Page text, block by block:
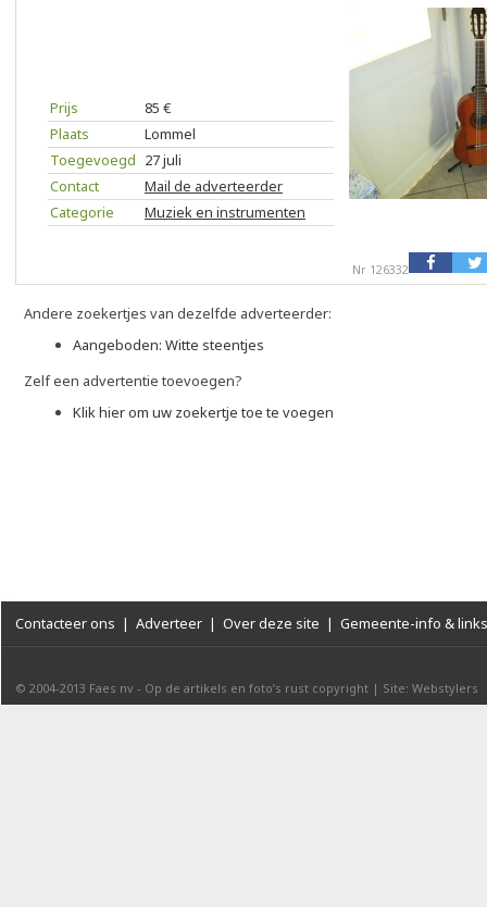
Prijs
85 €
Plaats
Lommel
Toegevoegd 27 juli
Contact
Mail de adverteerder
Categorie
Muziek en instrumenten
Nr 126332
Andere zoekertjes van dezelfde adverteerder:
Aangeboden: Witte steentjes
Zelf een advertentie toevoegen?
Klik hier om uw zoekertje toe te voegen
Contacteer ons | Adverteer | Over deze site | Gemeente-info & links
© 2004-2013 Faes nv - Op de artikels en foto’s rust copyright | Site: Webstylers